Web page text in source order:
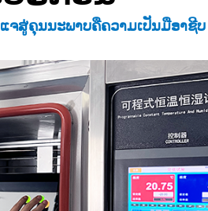
ຈສູ່ຄຸນນະພາບຄືຄວາມເປັນມືອາຊີບ